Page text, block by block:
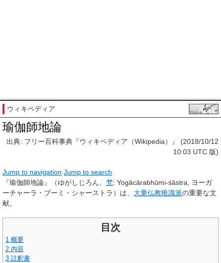
ウィキペディア
瑜伽師地論
出典: フリー百科事典『ウィキペディア（Wikipedia）』 (2018/10/12
10:03 UTC 版)
Jump to navigation Jump to search
『瑜伽師地論』（ゆがしじろん、 梵: Yogācārabhūmi-śāstra
ヨーガ
ーチャーラ・ブーミ・シャーストラ ）は、 大乗仏教唯識派の重要な文
献。
目次
1 概要
2 内容
3 註釈書